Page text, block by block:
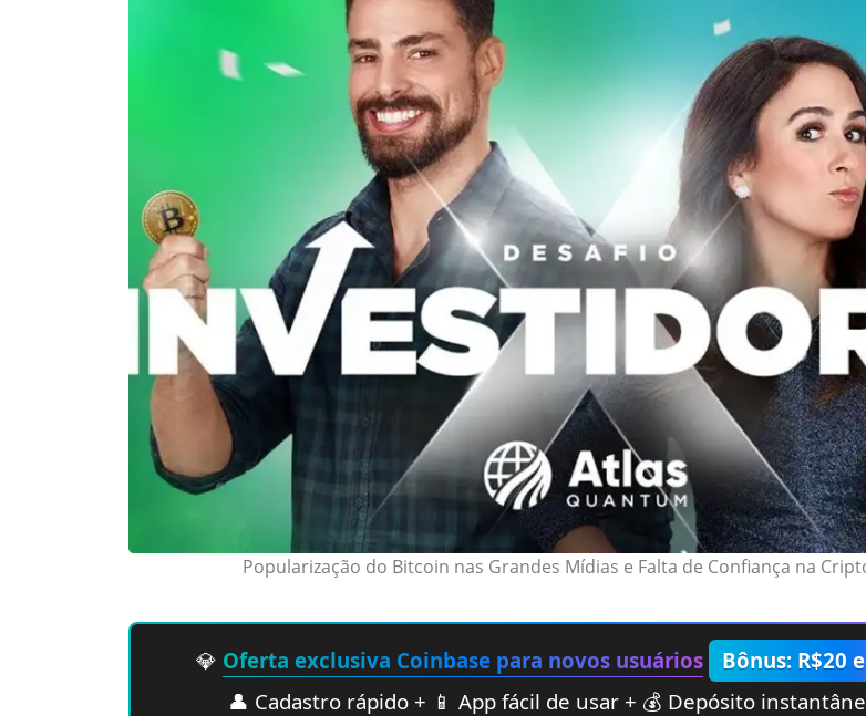
Popularização do Bitcoin nas Grandes Mídias e Falta de Confiança na
💎 Oferta exclusiva Coinbase para novos usuários
Bônus: R$20
👤 Cadastro rápido + 📱 App fácil de usar + 💰 Depósito